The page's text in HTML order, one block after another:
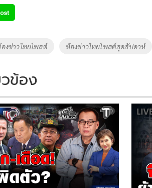
p
y
Li
k
งข่าวไทยโพสต์ ห้องข่าวไทยโพสต์สุดสัปดาห์
ข้อง